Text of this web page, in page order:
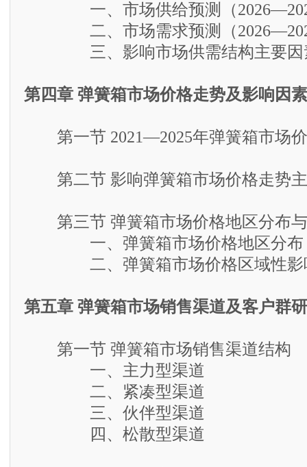
一、市场供给预测（
二、市场需求预测（
三、影响市场供需结构主要因
第四章 弹簧箱市场价格走势及影响因
第一节 2021—2025年弹簧箱市场
第二节 影响弹簧箱市场价格走势
第三节 弹簧箱市场价格地区分布与
一、弹簧箱市场价格地区分布
二、弹簧箱市场价格区域性影
第五章 弹簧箱市场销售渠道及客户群
第一节 弹簧箱市场销售渠道结构
一、主力型渠道
二、紧凑型渠道
三、伙伴型渠道
四、松散型渠道